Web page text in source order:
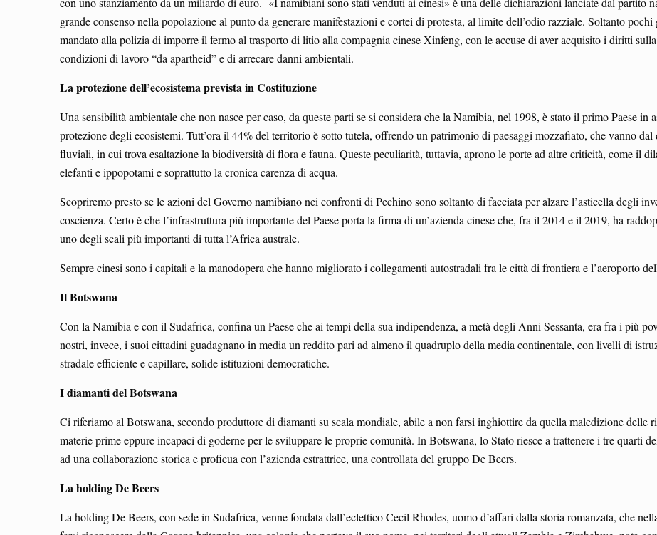
grande consenso nella popolazione al punto da generare manifestazioni e cortei di protesta, al limite dell’odio razziale. Soltanto
mandato alla polizia di imporre il fermo al trasporto di litio alla compagnia cinese Xinfeng, con le accuse di aver acquisito i diritti
condizioni di lavoro “da apartheid” e di arrecare danni ambientali.
La protezione dell’ecosistema prevista in Costituzione
Una sensibilità ambientale che non nasce per caso, da queste parti se si considera che la Namibia, nel 1998, è stato il primo Paese
protezione degli ecosistemi. Tutt’ora il 44% del territorio è sotto tutela, offrendo un patrimonio di paesaggi mozzafiato, che vanno
fluviali, in cui trova esaltazione la biodiversità di flora e fauna. Queste peculiarità, tuttavia, aprono le porte ad altre criticità, come il
elefanti e ippopotami e soprattutto la cronica carenza di acqua.
Scopriremo presto se le azioni del Governo namibiano nei confronti di Pechino sono soltanto di facciata per alzare l’asticella degli
coscienza. Certo è che l’infrastruttura più importante del Paese porta la firma di un’azienda cinese che, fra il 2014 e il 2019, ha
uno degli scali più importanti di tutta l’Africa australe.
Sempre cinesi sono i capitali e la manodopera che hanno migliorato i collegamenti autostradali fra le città di frontiera e l’aeroporto
Il Botswana
Con la Namibia e con il Sudafrica, confina un Paese che ai tempi della sua indipendenza, a metà degli Anni Sessanta, era fra i più
nostri, invece, i suoi cittadini guadagnano in media un reddito pari ad almeno il quadruplo della media continentale, con livelli di
stradale efficiente e capillare, solide istituzioni democratiche.
I diamanti del Botswana
Ci riferiamo al Botswana, secondo produttore di diamanti su scala mondiale, abile a non farsi inghiottire da quella maledizione delle
materie prime eppure incapaci di goderne per le sviluppare le proprie comunità. In Botswana, lo Stato riesce a trattenere i tre quarti
ad una collaborazione storica e proficua con l’azienda estrattrice, una controllata del gruppo De Beers.
La holding De Beers
La holding De Beers, con sede in Sudafrica, venne fondata dall’eclettico Cecil Rhodes, uomo d’affari dalla storia romanzata, che